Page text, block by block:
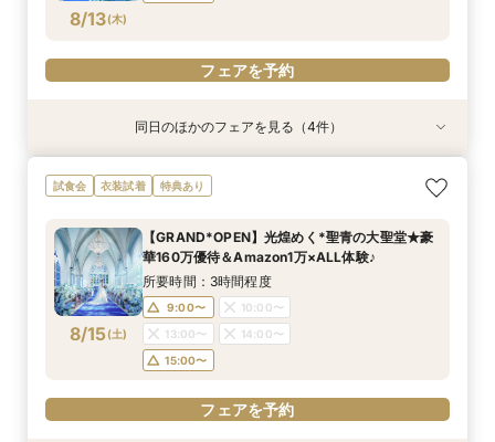
8/13(木)
フェアを予約
衣装試着 特典あり
8/13( 木)
＼お盆×RENEWAL特典／初見学◎花嫁体験♪青の
大聖堂×豪華試食
11:00〜
14:00〜
15:00〜
16:00〜
フェアを予約
衣装試着 特典あり
8/13( 木)
＼パパママ&マタニティも安心★／ダンドリや予
算もイチから相談
12:05〜
14:00〜
15:00〜
フェアを予約
衣装試着 特典あり
8/13( 木)
《挙式から披露宴までずっと一緒★》自由度抜群
♪ペット婚相談会
12:05〜
14:00〜
15:00〜
フェアを予約
衣装試着 特典あり
8/13( 木)
＼卒花おすすめ◎初見学／安心ご予算相談×贅沢
試食×ドレス見学
12:00〜
14:00〜
15:00〜
フェアを予約
同日のほかのフェアを見る（4件）
試食会 衣装試着 特典あり
8/15(土)
【GRAND*OPEN】光煌めく*聖青の大聖堂★豪
華160万優待＆Amazon1万×ALL体験♪
所要時間：3時間程度
9:00〜
10:00〜
13:00〜
14:00〜
15:00〜
フェアを予約